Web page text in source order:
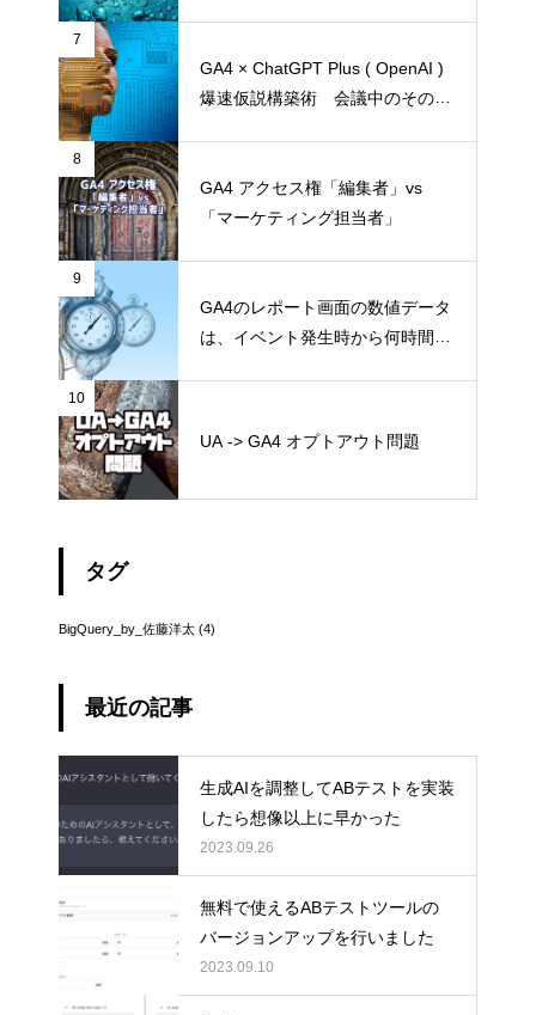
7
GA4 × ChatGPT Plus ( OpenAI )
爆速仮説構築術 会議中のその場
8
GA4 アクセス権「編集者」vs
「マーケティング担当者」
9
GA4のレポート画面の数値データ
は、イベント発生時から何時間後
10
UA -> GA4 オプトアウト問題
タグ
BigQuery_by_佐藤洋太 (4)
最近の記事
生成AIを調整してABテストを実装
したら想像以上に早かった
2023.09.26
無料で使えるABテストツールの
バージョンアップを行いました
2023.09.10